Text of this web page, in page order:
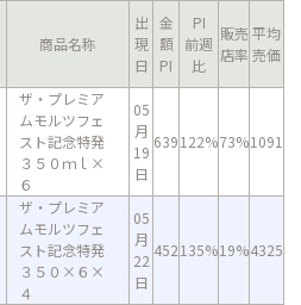
商品名称
出
現
日
金
額
PI
PI
前週
比
販売
店率
平均
売価
ザ・プレミア
ムモルツフェ
スト記念特発
３５０ｍｌ×
６
05
月
19
日
639122%73%1091
ザ・プレミア
ムモルツフェ
スト記念特発
３５０×６×
４
05
月
22
日
452135%19%4325